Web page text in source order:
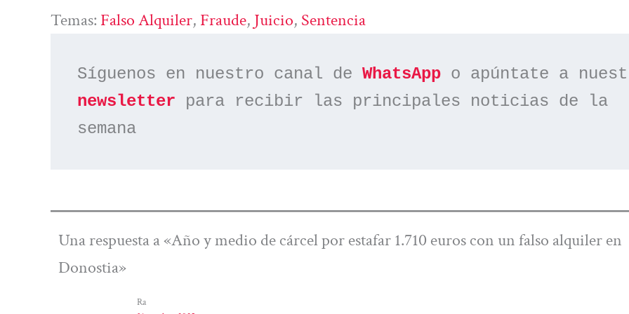
Temas: Falso Alquiler, Fraude, Juicio, Sentencia
Síguenos en nuestro canal de WhatsApp
newsletter para recibir las principales noticias de la
semana
Una respuesta a «Año y medio de cárcel por estafar 1.710 euros con un falso alquiler en
Donostia»
Ra